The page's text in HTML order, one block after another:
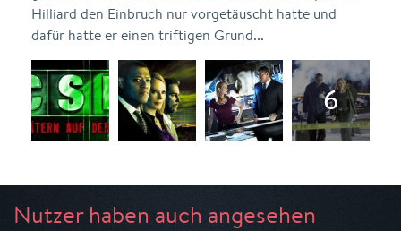
Hilliard den Einbruch nur vorgetäuscht hatte und
dafür hatte er einen triftigen Grund...
Nutzer haben auch angesehen